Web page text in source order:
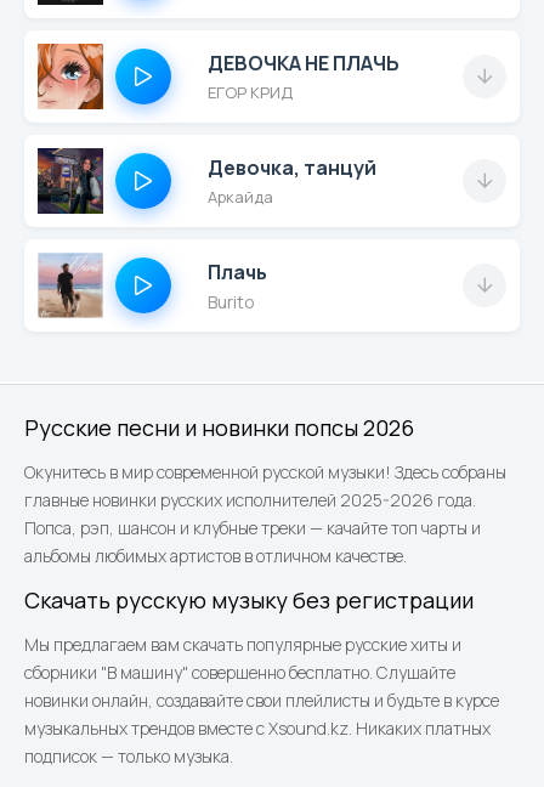
Русские песни и новинки попсы 2026
Окунитесь в мир современной русской музыки! Здесь собраны
главные новинки русских исполнителей 2025-2026 года.
Попса, рэп, шансон и клубные треки — качайте топ чарты и
альбомы любимых артистов в отличном качестве.
Скачать русскую музыку без регистрации
Мы предлагаем вам скачать популярные русские хиты и
сборники "В машину" совершенно бесплатно. Слушайте
новинки онлайн, создавайте свои плейлисты и будьте в курсе
музыкальных трендов вместе с Xsound.kz. Никаких платных
подписок — только музыка.
ДЕВОЧКА НЕ ПЛАЧЬ
ЕГОР КРИД
Девочка, танцуй
Аркайда
Плачь
Burito